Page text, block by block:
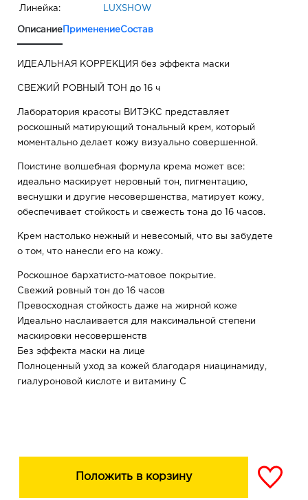
Линейка: LUXSHOW
Описание ПрименениеСостав
ИДЕАЛЬНАЯ КОРРЕКЦИЯ без эффекта маски
СВЕЖИЙ РОВНЫЙ ТОН до 16 ч
Лаборатория красоты ВИТЭКС представляет
роскошный матирующий тональный крем, который
моментально делает кожу визуально совершенной.
Поистине волшебная формула крема может все:
идеально маскирует неровный тон, пигментацию,
веснушки и другие несовершенства, матирует кожу,
обеспечивает стойкость и свежесть тона до 16 часов.
Крем настолько нежный и невесомый, что вы забудете
о том, что нанесли его на кожу.
Роскошное бархатисто-матовое покрытие.
Свежий ровный тон до 16 часов
Превосходная стойкость даже на жирной коже
Идеально наслаивается для максимальной степени
маскировки несовершенств
Без эффекта маски на лице
Полноценный уход за кожей благодаря ниацинамиду,
гиалуроновой кислоте и витамину С
проникает в кожу, поддерживает необходимый
Положить в корзину